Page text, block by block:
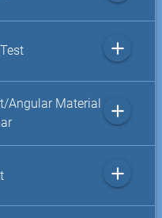
add
Angular Material
add
add